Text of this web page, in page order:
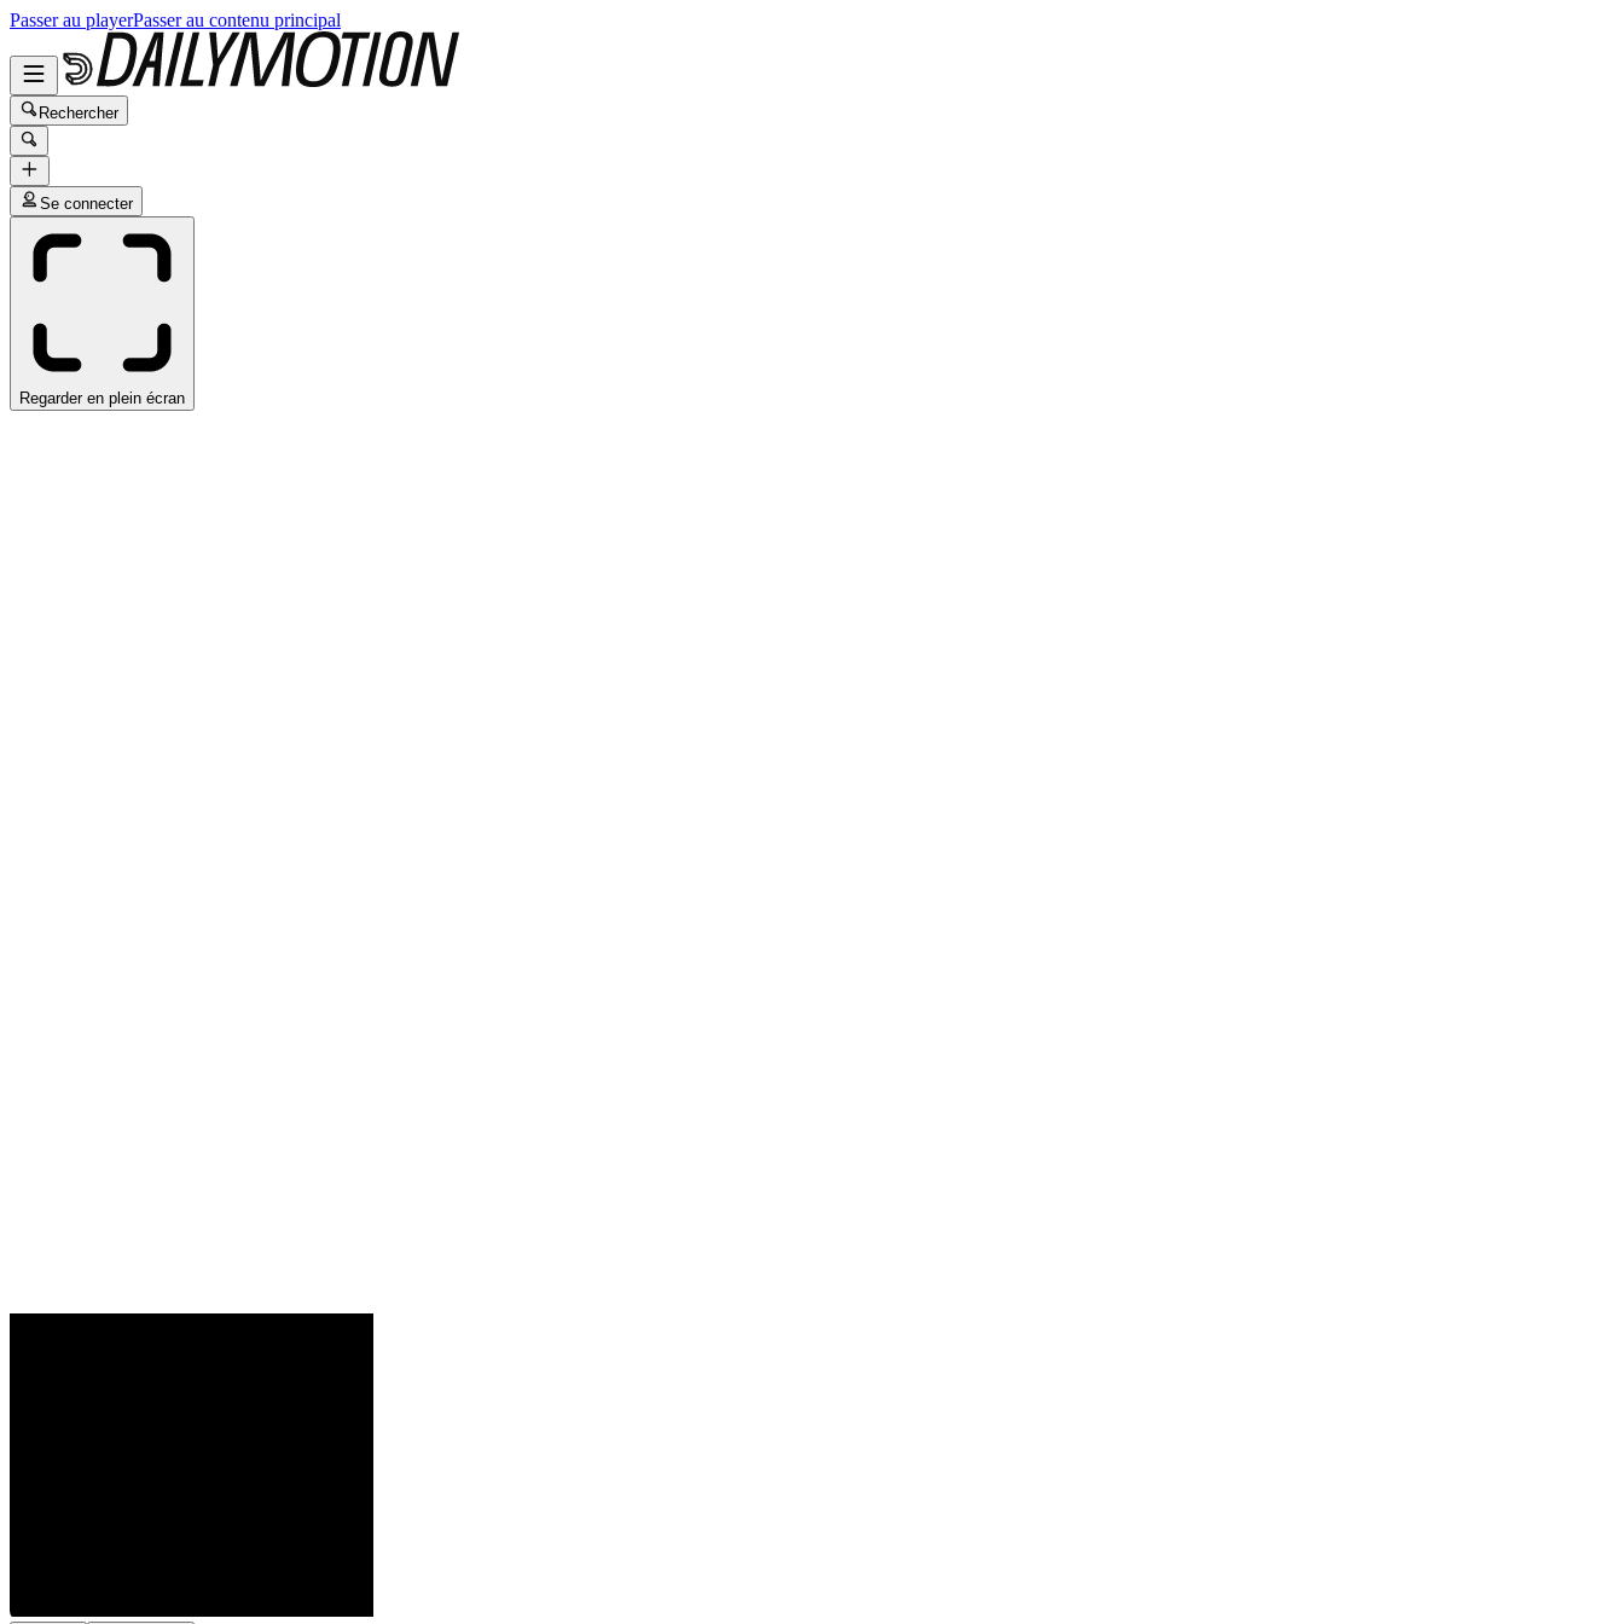
Passer au playerPasser au contenu principal
Rechercher
Se connecter
Regarder en plein écran